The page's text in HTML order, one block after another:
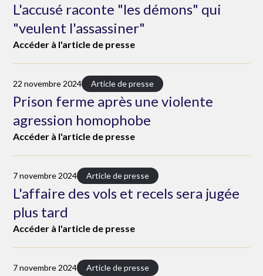
L'accusé raconte "les démons" qui
"veulent l'assassiner"
Accéder à l'article de presse
22 novembre 2024 Article de presse
Prison ferme après une violente
agression homophobe
Accéder à l'article de presse
7 novembre 2024 Article de presse
L'affaire des vols et recels sera jugée
plus tard
Accéder à l'article de presse
7 novembre 2024 Article de presse